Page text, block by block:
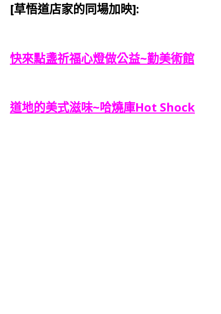
[草悟道店家的同場加映]:
快來點盞祈福心燈做公益~勤美術館
道地的美式滋味~哈燒庫Hot Shock